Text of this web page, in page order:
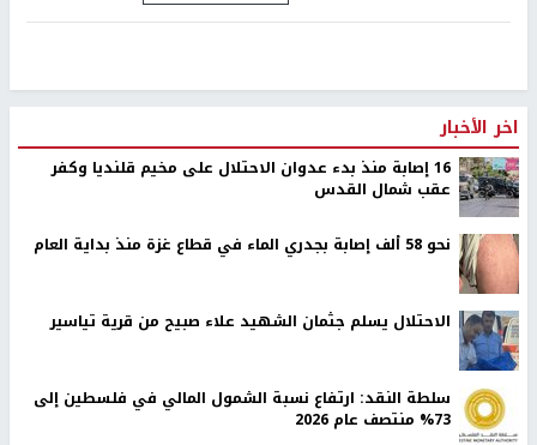
اخر الأخبار
16 إصابة منذ بدء عدوان الاحتلال على مخيم قلنديا وكفر
عقب شمال القدس
نحو 58 ألف إصابة بجدري الماء في قطاع غزة منذ بداية العام
الاحتلال يسلم جثمان الشهيد علاء صبيح من قرية تياسير
سلطة النقد: ارتفاع نسبة الشمول المالي في فلسطين إلى
73% منتصف عام 2026